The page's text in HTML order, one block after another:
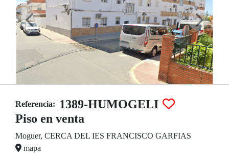
Referencia:
1389-HUMOGELI
Piso en venta
Moguer, CERCA DEL IES FRANCISCO GARFIAS
mapa